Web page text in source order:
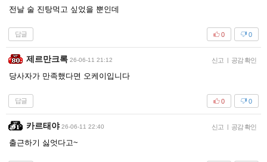
전날 술 진탕먹고 싶었을 뿐인데
답글 0
0
제르만크록 26-06-11 21:12 신고 | 공감 확인
당사자가 만족했다면 오케이입니다
답글 0
0
카르태야 26-06-11 22:40 신고 | 공감 확인
출근하기 싫엇다고~